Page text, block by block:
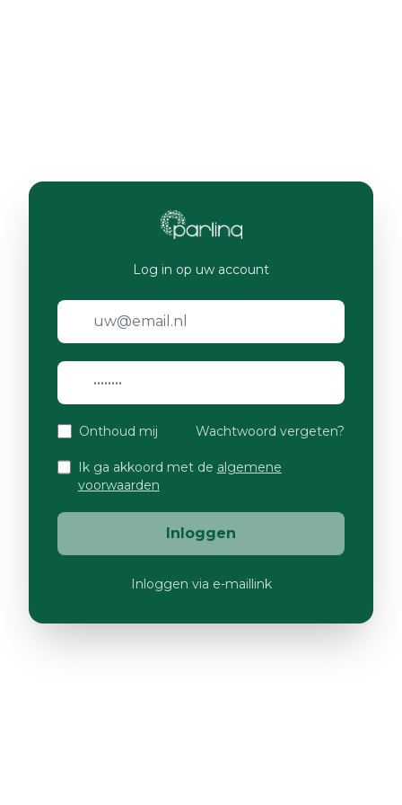
Log in op uw account
Onthoud mij Wachtwoord vergeten?
Ik ga akkoord met de algemene
voorwaarden
Inloggen
Inloggen via e-maillink